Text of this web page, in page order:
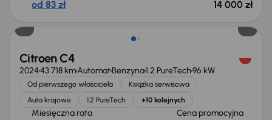
od 83 zł 14 000 zł
Citroen C4
202443 718 kmAutomatBenzyna1.2 PureTech96 kW
Od pierwszego właściciela
Książka serwisowa
Auta krajowe
1.2 PureTech +10 kolejnych
Miesięczna rata Cena promocyjna